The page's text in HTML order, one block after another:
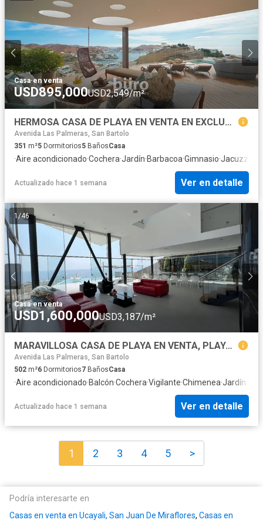
Casa·en venta
USD895,000USD2,549/m²
HERMOSA CASA DE PLAYA EN VENTA EN EXCLUSIVO CLUB NAÚTICO POSEIDÓN PUCUSANA
Avenida Las Palmeras, San Bartolo
351 m²5 Dormitorios5 BañosCasa
·Aire acondicionado·Cochera·Jardín·Barbacoa·Gimnasio·Jacuzzi
Actualizado hace 1 semana Ver en detalle
1/46
Casa·en venta
USD1,600,000USD3,187/m²
MARAVILLOSA CASA DE PLAYA EN VENTA, PLAYA POSEIDÓN, PUCUSANA
Avenida Las Palmeras, San Bartolo
502 m²6 Dormitorios7 BañosCasa
·Aire acondicionado·Balcón·Cochera·Vigilante·Chimenea·Jardín
Actualizado hace 1 semana Ver en detalle
1 2 3 4 5 >
Podría interesarte en
Casas en venta en Ucayali, San Juan De Miraflores, Casas en